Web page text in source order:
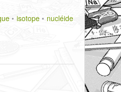
isotope
nucléide